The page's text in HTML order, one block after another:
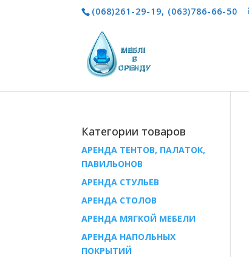
(068)261-29-19, (063)786-66-50
Категории товаров
АРЕНДА ТЕНТОВ, ПАЛАТОК,
ПАВИЛЬОНОВ
AРЕНДА СТУЛЬЕВ
AРЕНДА СТОЛОВ
АРЕНДА МЯГКОЙ МЕБЕЛИ
АРЕНДА НАПОЛЬНЫХ
ПОКРЫТИЙ